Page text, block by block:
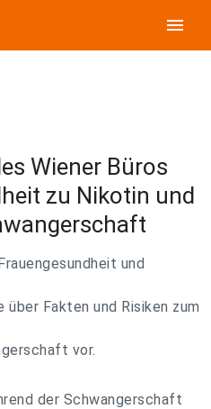
menu
Wiener Büros
zu Nikotin und
und
Fakten und Risiken zum
vor.
der Schwangerschaft